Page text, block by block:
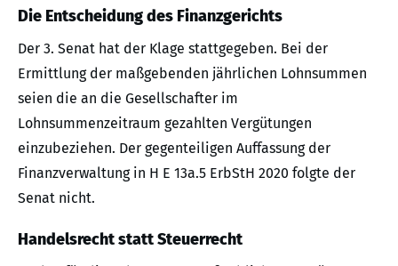
Die Entscheidung des Finanzgerichts
Der 3. Senat hat der Klage stattgegeben. Bei der
Ermittlung der maßgebenden jährlichen Lohnsummen
seien die an die Gesellschafter im
Lohnsummenzeitraum gezahlten Vergütungen
einzubeziehen. Der gegenteiligen Auffassung der
Finanzverwaltung in H E 13a.5 ErbStH 2020 folgte der
Senat nicht.
Handelsrecht statt Steuerrecht